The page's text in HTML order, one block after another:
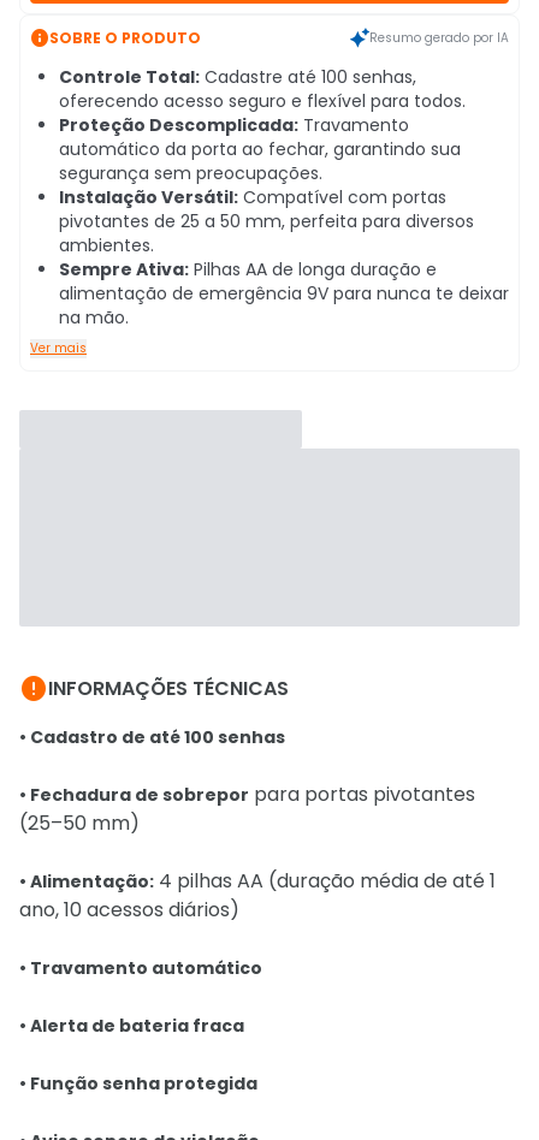
SOBRE O PRODUTO Resumo gerado por IA
Controle Total: Cadastre até 100 senhas,
oferecendo acesso seguro e flexível para todos.
Proteção Descomplicada: Travamento
automático da porta ao fechar, garantindo sua
segurança sem preocupações.
Instalação Versátil: Compatível com portas
pivotantes de 25 a 50 mm, perfeita para diversos
ambientes.
Sempre Ativa: Pilhas AA de longa duração e
alimentação de emergência 9V para nunca te deixar
na mão.
Ver mais
INFORMAÇÕES TÉCNICAS
• Cadastro de até 100 senhas
• Fechadura de sobrepor para portas pivotantes
(25–50 mm)
• Alimentação: 4 pilhas AA (duração média de até 1
ano, 10 acessos diários)
• Travamento automático
• Alerta de bateria fraca
• Função senha protegida